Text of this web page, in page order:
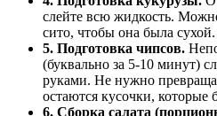
слейте всю жидкость.
сито, чтобы она была сухой.
5. Подготовка чипсов.
(буквально за 5-10 минут)
руками. Не нужно
остаются кусочки, которые
6. Сборка салата